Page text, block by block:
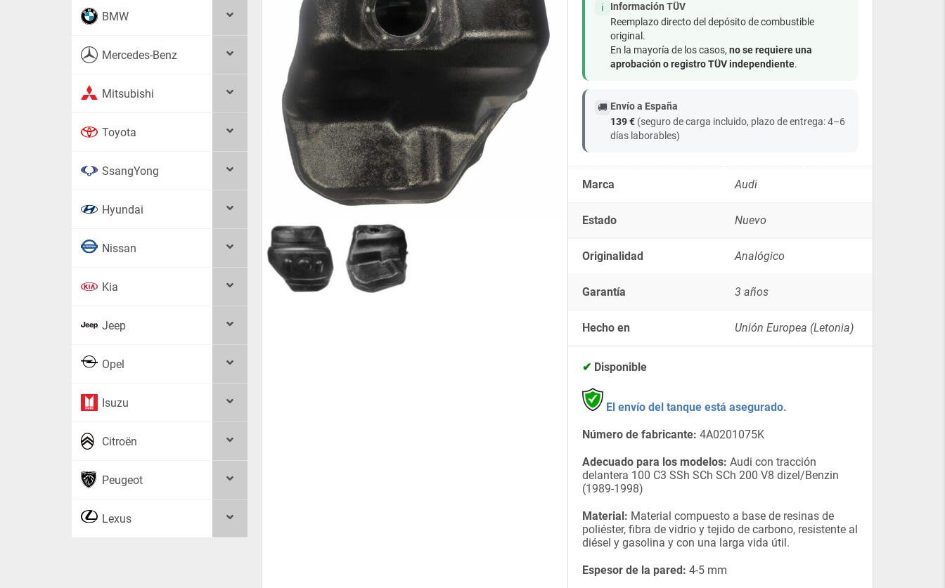
BMW
Mercedes-Benz
Mitsubishi
Toyota
SsangYong
Hyundai
Nissan
Kia
Jeep
Opel
Isuzu
Citroën
Peugeot
Lexus
plástico
con
tracción
SSh
200
V8
quantity
ℹ️
Información TÜV
Reemplazo directo del depósito de combustible
original.
En la mayoría de los casos, no se requiere una
aprobación o registro TÜV independiente.
🚚 Envío a España
139 € (seguro de carga incluido, plazo de entrega: 4–6
días laborables)
Marca Audi
Estado Nuevo
Originalidad Analógico
Garantía 3 años
Hecho en Unión Europea (Letonia)
✔ Disponible
El envío del tanque está asegurado.
Número de fabricante: 4A0201075K
Adecuado para los modelos: Audi con tracción
delantera 100 C3 SSh SCh SCh 200 V8 dizel/Benzin
(1989-1998)
Material: Material compuesto a base de resinas de
poliéster, fibra de vidrio y tejido de carbono, resistente al
diésel y gasolina y con una larga vida útil.
Espesor de la pared: 4-5 mm